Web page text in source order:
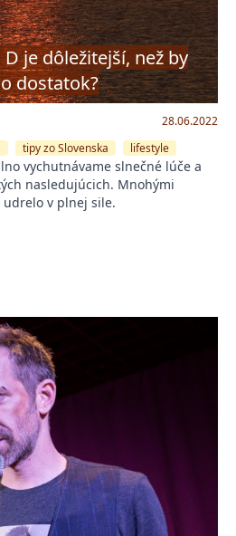
D je dôležitejší, než by
dostatok?
28.06.2022
tipy zo Slovenska lifestyle
vychutnávame slnečné lúče a
nasledujúcich. Mnohými
udrelo v plnej sile.